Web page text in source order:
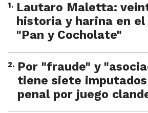
1. Lautaro Maletta:
historia y harina en el
"Pan y Cocholate"
2. Por "fraude" y
tiene siete
penal por juego